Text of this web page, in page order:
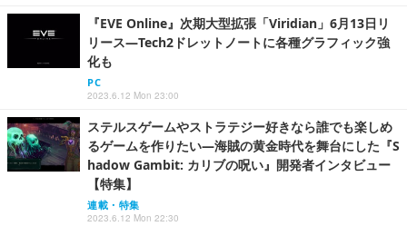
『EVE Online』次期大型拡張「Viridian」6月13日リ
リース―Tech2ドレットノートに各種グラフィック強
化も
PC
2023.6.12 Mon 23:00
ステルスゲームやストラテジー好きなら誰でも楽しめ
るゲームを作りたい―海賊の黄金時代を舞台にした『S
hadow Gambit: カリブの呪い』開発者インタビュー
【特集】
連載・特集
2023.6.12 Mon 22:30